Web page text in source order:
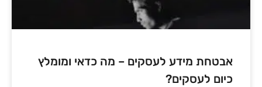
אבטחת מידע לעסקים – מה כדאי ומומלץ
כיום לעסקים?